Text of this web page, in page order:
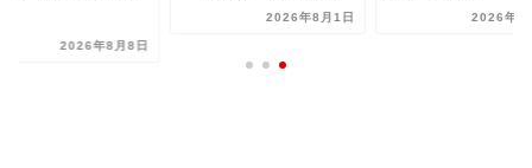
2026年8月8日
2026年8月1日 2026年8